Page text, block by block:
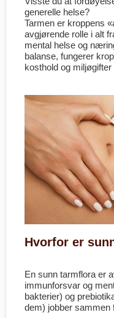
generelle helse?
Tarmen er kroppens
avgjørende rolle i alt
mental helse og
balanse, fungerer
kosthold og
Hvorfor er
En sunn tarmflora er
immunforsvar og
bakterier) og
dem) jobber sammen